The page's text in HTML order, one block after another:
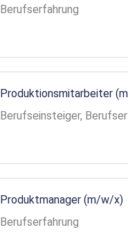
Berufserfahrung
Produktionsmitarbeiter
Berufseinsteiger,
Produktmanager (m/w/x)
Berufserfahrung